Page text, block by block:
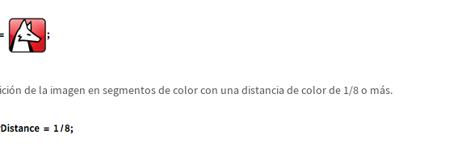
ón de la imagen en segmentos de color con una distancia de color de 1/8 o más.